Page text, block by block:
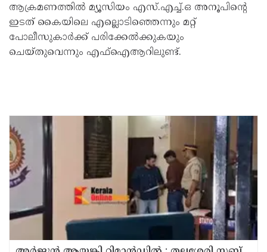
ആക്രമണത്തില്‍ മ്യൂസിയം എസ്.എച്ച്.ഒ അനൂപിന്റെ
ഇടത് കൈയിലെ എല്ലൊടിഞ്ഞെന്നും മറ്റ്
പോലീസുകാര്‍ക്ക് പരിക്കേല്‍ക്കുകയും
ചെയ്തുവെന്നും എഫ്‌ഐആറിലുണ്ട്.